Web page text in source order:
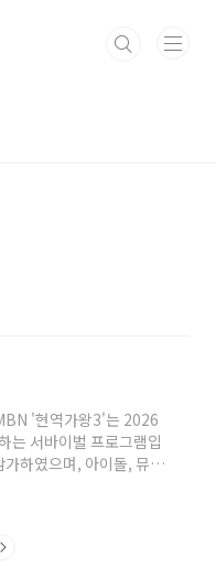
'현역가왕3'는 2026
는 서바이벌 프로그램입
하였으며, 아이돌, 뮤지
트에 도전하고 있습니
나다순으로 정리해 드립
년 차1세대 아이돌 베